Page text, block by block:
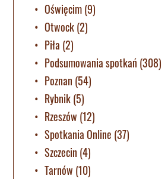
Oświęcim(9)
Otwock(2)
Piła (2)
Podsumowania spotkań (308)
Poznan (54)
Rybnik(5)
Rzeszów (12)
Spotkania Online (37)
Szczecin (4)
Tarnów (10)